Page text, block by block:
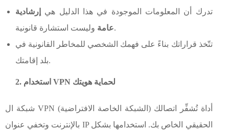
تدرك أن المعلومات الموجودة في هذا الدليل هي
إرشادية
عامةوليست استشارة قانونية.
تتّخذ قراراتك بناءً على فهمك الشخصي للمخاطر القانونية في
بلد إقامتك.
2. استخدام VPN لحماية هويتك
شبكة ال VPN (الشبكة الخاصة الافتراضية) أداة تُشفِّر اتصالك
بالإنترنت وتخفي عنوان IP الحقيقي الخاص بك. استخدامها بشكل